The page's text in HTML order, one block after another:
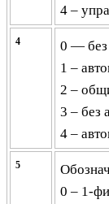
4 –
4
0 — без
1 –
2 –
3 – без
4 –
5
0 – 1-